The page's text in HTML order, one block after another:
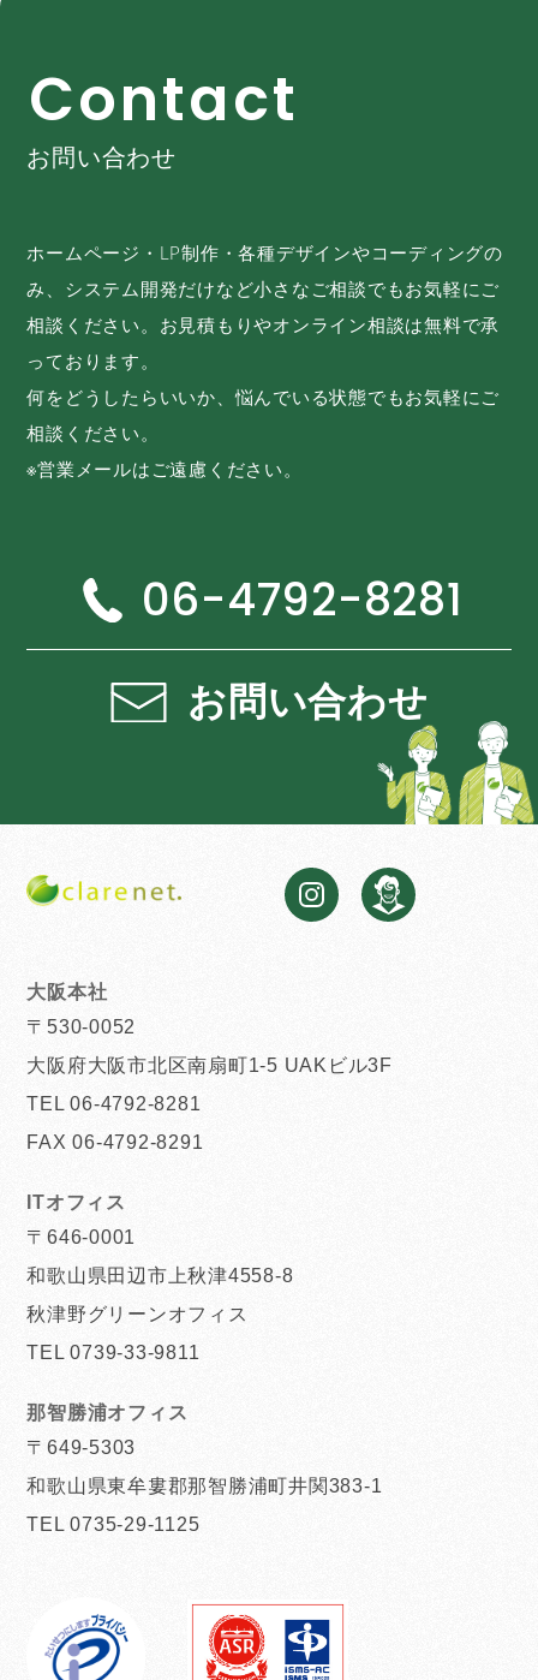
Contact
お問い合わせ
ホームページ・LP制作・各種デザインやコーディングの
み、システム開発だけなど小さなご相談でもお気軽にご
相談ください。お見積もりやオンライン相談は無料で承
っております。
何をどうしたらいいか、悩んでいる状態でもお気軽にご
相談ください。
※営業メールはご遠慮ください。
06-4792-8281
お問い合わせ
大阪本社
〒530-0052
大阪府大阪市北区南扇町1-5 UAKビル3F
TEL 06-4792-8281
FAX 06-4792-8291
ITオフィス
〒646-0001
和歌山県田辺市上秋津4558-8
秋津野グリーンオフィス
TEL 0739-33-9811
那智勝浦オフィス
〒649-5303
和歌山県東牟婁郡那智勝浦町井関383-1
TEL 0735-29-1125